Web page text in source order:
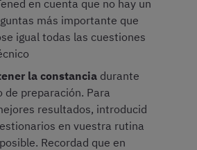
en cuenta que no hay un
más importante que
igual todas las cuestiones
la constancia durante
de preparación. Para
resultados, introducid
en vuestra rutina
Recordad que en